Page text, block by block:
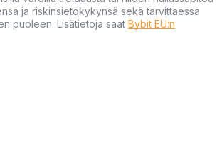
ja riskinsietokykynsä sekä tarvittaessa
puoleen. Lisätietoja saat Bybit EU:n